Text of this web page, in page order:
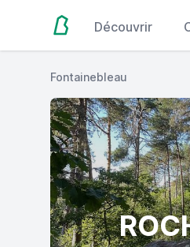
Découvrir
Fontainebleau